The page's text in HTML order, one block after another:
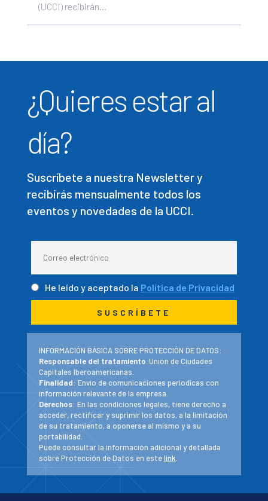
(UCCI) recibirán...
¿Quieres estar al
día?
Suscríbete a nuestra Newsletter y
recibirás mensualmente todos los
eventos y novedades de la UCCI.
He leído y aceptado la Política de Privacidad
INFORMACIÓN BÁSICA SOBRE PROTECCIÓN DE DATOS:
Responsable del tratamiento:Unión de Ciudades
Capitales Iberoamericanas.
Finalidad: Envío de comunicaciones periodicas con
información relevante de la empresa.
Derechos: En las condiciones legales, tiene derecho a
acceder, rectificar y suprimir los datos, a la limitación
de su tratamiento, a oponerse al mismo y a su
portabilidad.
Puede consultar la información adicional y detallada
sobre Protección de Datos en estelink